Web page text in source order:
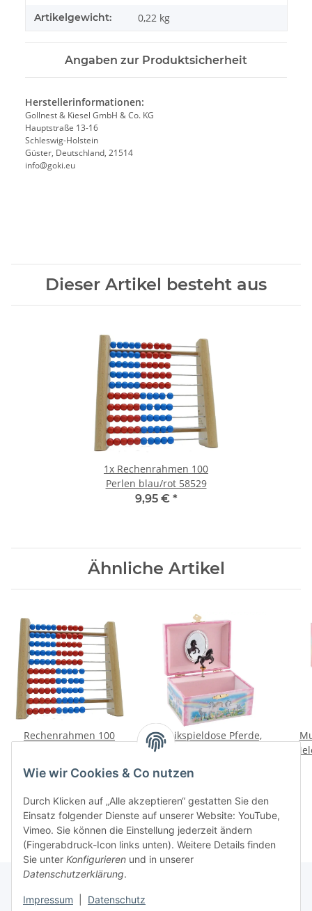
Wie wir Cookies & Co nutzen
Durch Klicken auf „Alle akzeptieren“ gestatten Sie den
Einsatz folgender Dienste auf unserer Website: YouTube,
Vimeo. Sie können die Einstellung jederzeit ändern
(Fingerabdruck-Icon links unten). Weitere Details finden
Sie unter Konfigurieren und in unserer
Datenschutzerklärung.
Impressum Datenschutz
Artikelgewicht: 0,22 kg
Angaben zur Produktsicherheit
Herstellerinformationen:
Gollnest & Kiesel GmbH & Co. KG
Hauptstraße 13-16
Schleswig-Holstein
Güster, Deutschland, 21514
info@goki.eu
Dieser Artikel besteht aus
1x Rechenrahmen 100
Perlen blau/rot 58529
9,95 € *
Ähnliche Artikel
Rechenrahmen 100
9,95 €
Musikspieldose Pferde,
Melodie: Schwanensee